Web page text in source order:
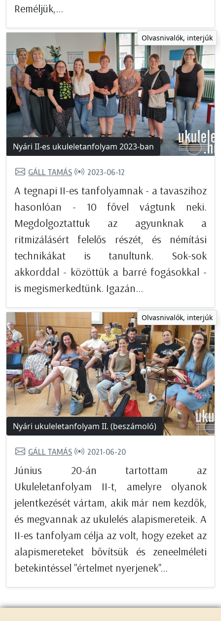
Reméljük,...
Olvasnivalók, interjúk
Nyári II-es ukuleletanfolyam 2023-ban
GÁLL TAMÁS 2023-06-12
A tegnapi II-es tanfolyamnak - a tavaszihoz
hasonlóan - 10 fővel vágtunk neki.
Megdolgoztattuk az agyunknak a
ritmizálásért felelős részét, és némítási
technikákat is tanultunk. Sok-sok
akkorddal - közöttük a barré fogásokkal -
is megismerkedtünk. Igazán...
Olvasnivalók, interjúk
Nyári ukuleletanfolyam II. (beszámoló)
GÁLL TAMÁS 2021-06-20
Június 20-án tartottam az
Ukuleletanfolyam II-t, amelyre olyanok
jelentkezését vártam, akik már nem kezdők,
és megvannak az ukulelés alapismereteik. A
II-es tanfolyam célja az volt, hogy ezeket az
alapismereteket bővítsük és zeneelméleti
betekintéssel "értelmet nyerjenek"...